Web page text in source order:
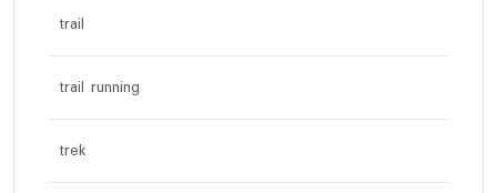
trail
trail running
trek